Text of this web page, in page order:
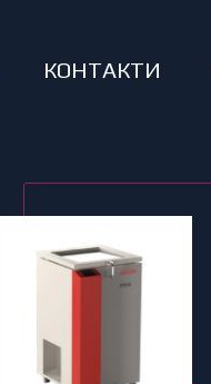
КОНТАКТИ